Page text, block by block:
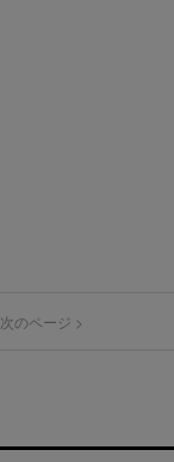
次のページ >